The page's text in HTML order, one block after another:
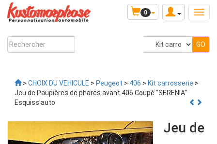
0
> CHOIX DU VEHICULE > Peugeot > 406 > Kit carrosserie >
Jeu de Paupières de phares avant 406 Coupé "SERENIA"
Esquiss'auto
Jeu de